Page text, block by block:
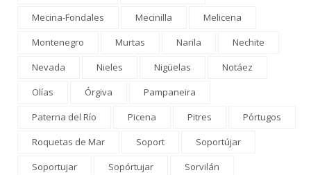
Mecina-Fondales
Mecinilla
Melicena
Montenegro
Murtas Narila
Nechite
Nevada
Nieles Nigüelas
Notáez
Olías
Órgiva
Pampaneira
Paterna del Río
Picena Pitres
Pórtugos
Roquetas de Mar
Soport
Soportújar
Soportujar
Sopórtujar
Sorvilán